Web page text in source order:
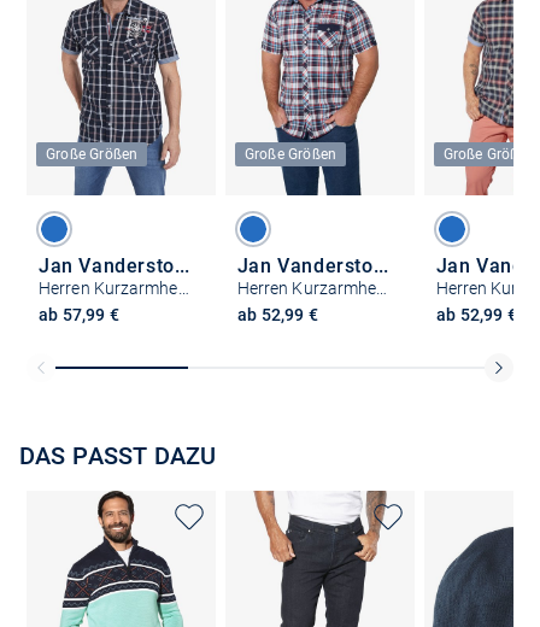
Große Größen
Jan Vanderstorm
ab 57,99 €
Große Größen
Jan Vanderstorm
ab 52,99 €
Große Größen
ab 52,99 €
DAS PASST DAZU